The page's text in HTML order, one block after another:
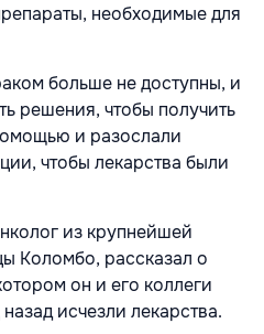
необходимые для
больше не доступны, и
решения, чтобы получить
и разослали
чтобы лекарства были
из крупнейшей
Коломбо, рассказал о
он и его коллеги
исчезли лекарства.